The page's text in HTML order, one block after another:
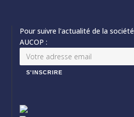
Pour suivre l'actualité de la société
AUCOP :